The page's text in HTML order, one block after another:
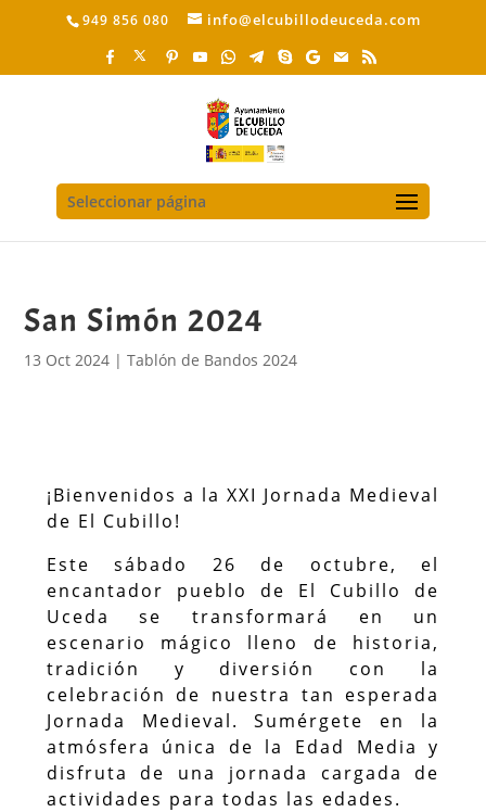
949 856 080 info@elcubillodeuceda.com
Seleccionar página
San Simón 2024
13 Oct 2024 |Tablón de Bandos 2024
¡Bienvenidos a la XXI Jornada Medieval
de El Cubillo!
Este sábado 26 de octubre, el
encantador pueblo de El Cubillo de
Uceda se transformará en un
escenario mágico lleno de historia,
tradición y diversión con la
celebración de nuestra tan esperada
Jornada Medieval. Sumérgete en la
atmósfera única de la Edad Media y
disfruta de una jornada cargada de
actividades para todas las edades.